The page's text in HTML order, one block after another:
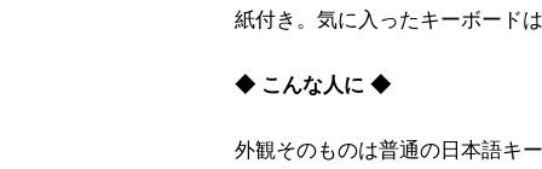
紙付き。気に入ったキーボード
◆ こんな人に ◆
外観そのものは普通の日本語キ